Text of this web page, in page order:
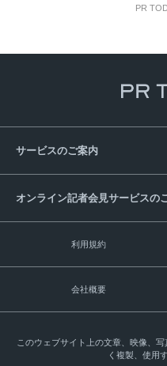
PR
サービスのご案内
オンライン記者会見サービスの
利用規約
会社概要
このウェブサイト上の文章、映像、
く複製、使用